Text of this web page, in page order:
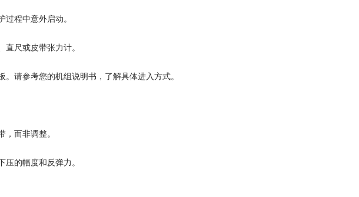
程中意外启动。
尺或皮带张力计。
请参考您的机组说明书，了解具体进入方式。
而非调整。
的幅度和反弹力。